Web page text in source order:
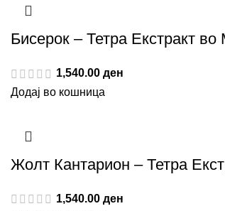
Бисерок – Тетра Екстракт
1,540.00 ден
Додај во кошница
Жолт Кантарион – Тетра
1,540.00 ден